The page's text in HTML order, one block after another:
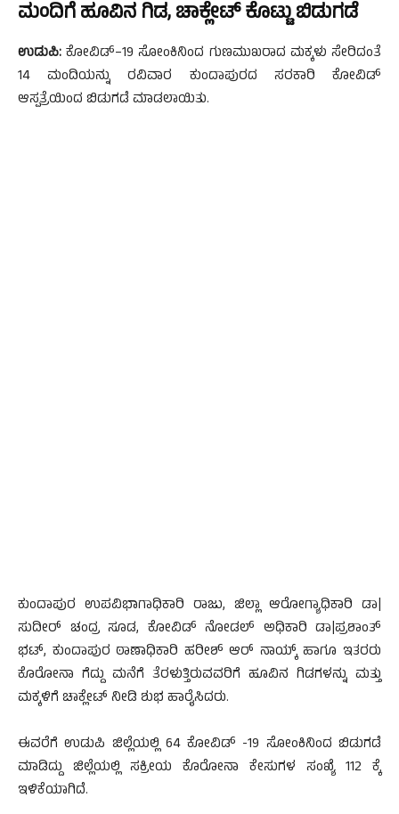
ಮಂದಿಗೆ ಹೂವಿನ ಗಿಡ, ಚಾಕ್ಲೇಟ್ ಕೊಟ್ಟು ಬಿಡುಗಡೆ
ಉಡುಪಿ: ಕೋವಿಡ್–19 ಸೋಂಕಿನಿಂದ ಗುಣಮುಖರಾದ ಮಕ್ಕಳು ಸೇರಿದಂತೆ
14 ಮಂದಿಯನ್ನು ರವಿವಾರ ಕುಂದಾಪುರದ ಸರಕಾರಿ ಕೋವಿಡ್
ಆಸ್ಪತ್ರೆಯಿಂದ ಬಿಡುಗಡೆ ಮಾಡಲಾಯಿತು.
ಕುಂದಾಪುರ ಉಪವಿಭಾಗಾಧಿಕಾರಿ ರಾಜು, ಜಿಲ್ಲಾ ಆರೋಗ್ಯಾಧಿಕಾರಿ ಡಾ|
ಸುದೀರ್ ಚಂದ್ರ ಸೂಡ, ಕೋವಿಡ್ ನೋಡಲ್ ಅಧಿಕಾರಿ ಡಾ|ಪ್ರಶಾಂತ್
ಭಟ್, ಕುಂದಾಪುರ ಠಾಣಾಧಿಕಾರಿ ಹರೀಶ್ ಆರ್ ನಾಯ್ಕ್ ಹಾಗೂ ಇತರರು
ಕೊರೋನಾ ಗೆದ್ದು ಮನೆಗೆ ತೆರಳುತ್ತಿರುವವರಿಗೆ ಹೂವಿನ ಗಿಡಗಳನ್ನು ಮತ್ತು
ಮಕ್ಕಳಿಗೆ ಚಾಕ್ಲೇಟ್ ನೀಡಿ ಶುಭ ಹಾರೈಸಿದರು.
ಈವರೆಗೆ ಉಡುಪಿ ಜಿಲ್ಲೆಯಲ್ಲಿ 64 ಕೋವಿಡ್ -19 ಸೋಂಕಿನಿಂದ ಬಿಡುಗಡೆ
ಮಾಡಿದ್ದು ಜಿಲ್ಲೆಯಲ್ಲಿ ಸಕ್ರೀಯ ಕೊರೋನಾ ಕೇಸುಗಳ ಸಂಖ್ಯೆ 112 ಕ್ಕೆ
ಇಳಿಕೆಯಾಗಿದೆ.